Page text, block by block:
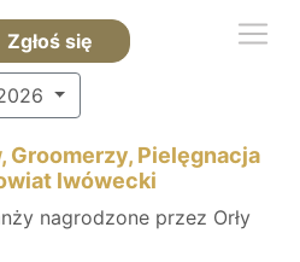
Zgłoś się
Groomerzy, Pielęgnacja
lwówecki
nagrodzone przez Orły